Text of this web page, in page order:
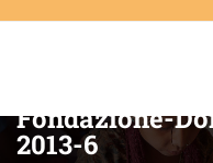
Fondazione-
2013-6